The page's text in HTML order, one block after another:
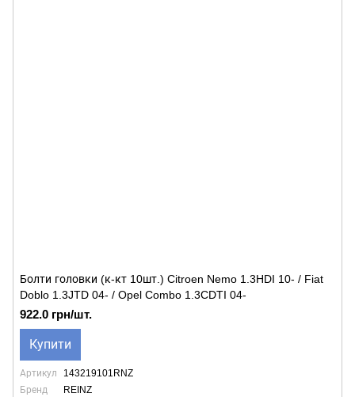
Болти головки (к-кт 10шт.) Citroen Nemo 1.3HDI 10- / Fiat
Doblo 1.3JTD 04- / Opel Combo 1.3CDTI 04-
922.0 грн/шт.
Купити
Артикул
143219101RNZ
Бренд
REINZ